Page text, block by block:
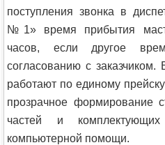
поступления звонка в
№1» время прибытия
часов, если другое
согласованию с
работают по единому
прозрачное формирование
частей и
компьютерной помощи.